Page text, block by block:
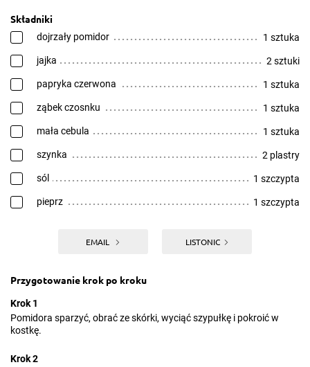
Składniki
dojrzały pomidor 1 sztuka
jajka 2 sztuki
papryka czerwona 1 sztuka
ząbek czosnku 1 sztuka
mała cebula 1 sztuka
szynka 2 plastry
sól 1 szczypta
pieprz 1 szczypta
EMAIL LISTONIC
Przygotowanie krok po kroku
Krok 1
Pomidora sparzyć, obrać ze skórki, wyciąć szypułkę i pokroić w
kostkę.
Krok 2